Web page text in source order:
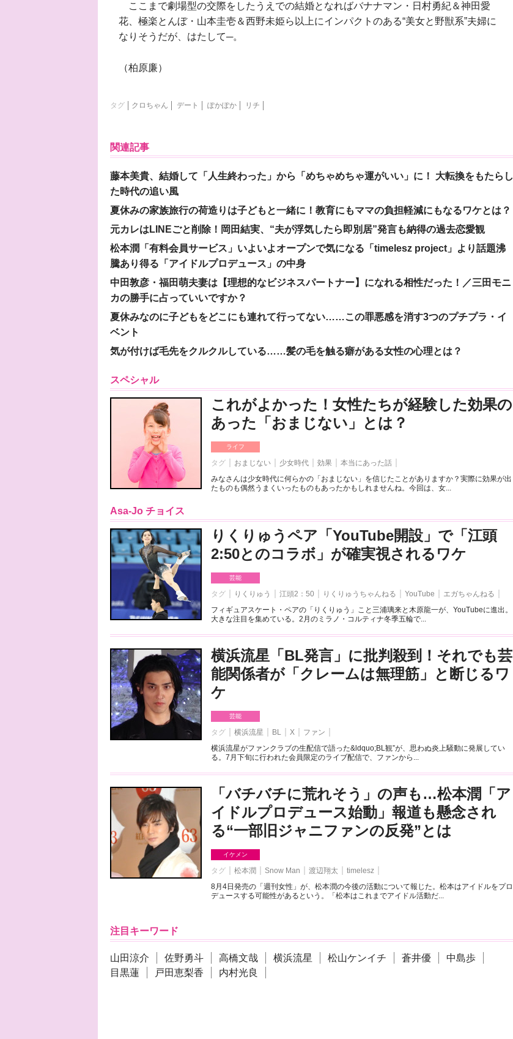
ここまで劇場型の交際をしたうえでの結婚となればバナナマン・日村勇紀＆神田愛
花、極楽とんぼ・山本圭壱＆西野未姫ら以上にインパクトのある“美女と野獣系”夫婦に
なりそうだが、はたして─。
（柏原廉）
タグ クロちゃん デート ぽかぽか リチ
関連記事
藤本美貴、結婚して「人生終わった」から「めちゃめちゃ運がいい」に！ 大転換をもたらし
た時代の追い風
夏休みの家族旅行の荷造りは子どもと一緒に！教育にもママの負担軽減にもなるワケとは？
元カレはLINEごと削除！岡田結実、“夫が浮気したら即別居”発言も納得の過去恋愛観
松本潤「有料会員サービス」いよいよオープンで気になる「timelesz project」より話題沸
騰あり得る「アイドルプロデュース」の中身
中田敦彦・福田萌夫妻は【理想的なビジネスパートナー】になれる相性だった！／三田モニ
カの勝手に占っていいですか？
夏休みなのに子どもをどこにも連れて行ってない……この罪悪感を消す3つのプチプラ・イ
ベント
気が付けば毛先をクルクルしている……髪の毛を触る癖がある女性の心理とは？
スペシャル
これがよかった！女性たちが経験した効果の
あった「おまじない」とは？
ライフ
タグ おまじない 少女時代 効果
本当にあった話
みなさんは少女時代に何らかの「おまじない」を信じたことがありますか？実際に効果が出
たものも偶然うまくいったものもあったかもしれませんね。今回は、女...
Asa-Jo チョイス
りくりゅうペア「YouTube開設」で「江頭
2:50とのコラボ」が確実視されるワケ
芸能
タグ りくりゅう 江頭2：50 りくりゅうちゃんねる YouTube
エガちゃんねる
フィギュアスケート・ペアの「りくりゅう」こと三浦璃来と木原龍一が、YouTubeに進出。
大きな注目を集めている。2月のミラノ・コルティナ冬季五輪で...
横浜流星「BL発言」に批判殺到！それでも芸
能関係者が「クレームは無理筋」と断じるワ
ケ
芸能
タグ 横浜流星 BL X
ファン
横浜流星がファンクラブの生配信で語った&ldquo;BL観”が、思わぬ炎上騒動に発展してい
る。7月下旬に行われた会員限定のライブ配信で、ファンから...
「バチバチに荒れそう」の声も…松本潤「ア
イドルプロデュース始動」報道も懸念され
る“一部旧ジャニファンの反発”とは
イケメン
タグ 松本潤 Snow Man 渡辺翔太
timelesz
8月4日発売の「週刊女性」が、松本潤の今後の活動について報じた。松本はアイドルをプロ
デュースする可能性があるという。「松本はこれまでアイドル活動だ...
注目キーワード
山田涼介 佐野勇斗 高橋文哉 横浜流星 松山ケンイチ 蒼井優
中島歩
目黒蓮
戸田恵梨香 内村光良